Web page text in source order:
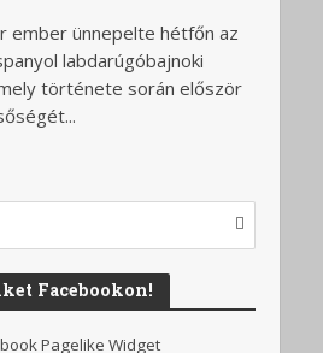
ember ünnepelte hétfőn az
labdarúgóbajnoki
története során először
Facebookon!